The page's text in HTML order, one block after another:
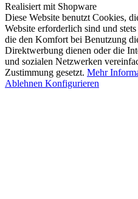
Realisiert mit Shopware
Diese Website benutzt Cookies,
Website erforderlich sind und
die den Komfort bei Benutzung
Direktwerbung dienen oder die
und sozialen Netzwerken
Zustimmung gesetzt. Mehr
Ablehnen Konfigurieren